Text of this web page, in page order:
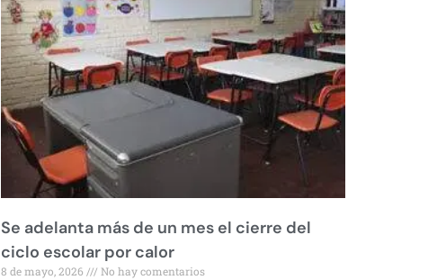
Se adelanta más de un mes el cierre del
ciclo escolar por calor
8 de mayo, 2026 No hay comentarios